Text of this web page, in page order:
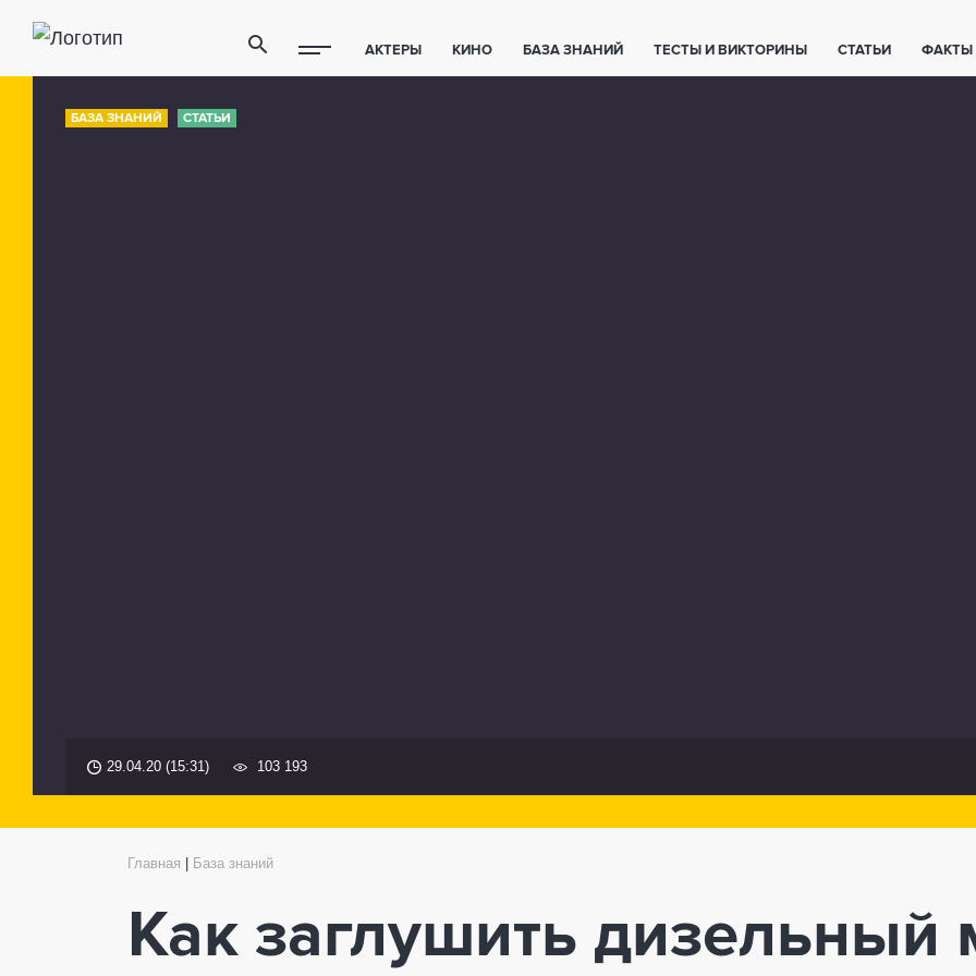
АКТЕРЫ КИНО БАЗА ЗНАНИЙ ТЕСТЫ И ВИКТОРИНЫ СТАТЬИ ФАКТЫ
БАЗА ЗНАНИЙ СТАТЬИ
29.04.20 (15:31) 103 193
Главная База знаний
Как заглушить дизельный